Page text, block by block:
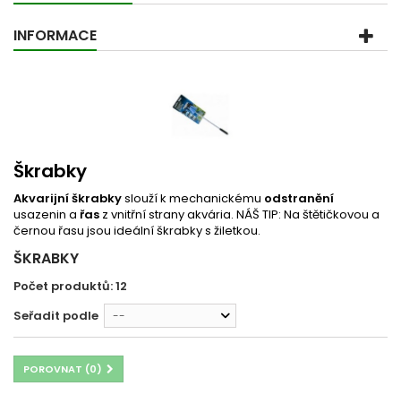
INFORMACE
Škrabky
Akvarijní škrabkyslouží k mechanickému odstranění
usazenin a řas z vnitřní strany akvária. NÁŠ TIP: Na štětičkovou a
černou řasu jsou ideální škrabky s žiletkou.
ŠKRABKY
Počet produktů: 12
Seřadit podle
--
POROVNAT (0)